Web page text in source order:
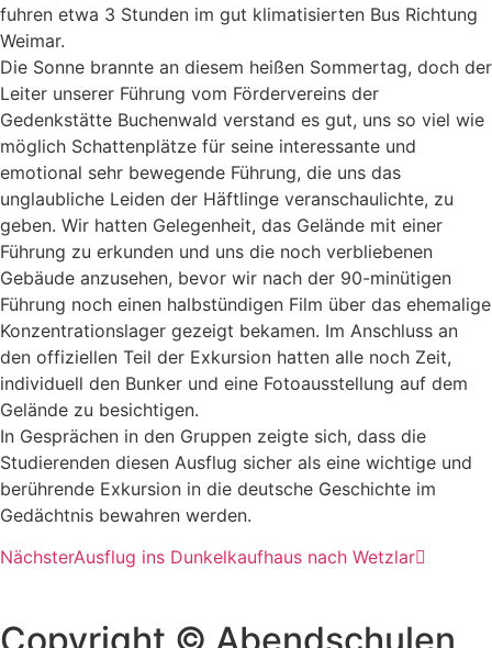
fuhren etwa 3 Stunden im gut klimatisierten Bus Richtung
Weimar.
Die Sonne brannte an diesem heißen Sommertag, doch der
Leiter unserer Führung vom Fördervereins der
Gedenkstätte Buchenwald verstand es gut, uns so viel wie
möglich Schattenplätze für seine interessante und
emotional sehr bewegende Führung, die uns das
unglaubliche Leiden der Häftlinge veranschaulichte, zu
geben. Wir hatten Gelegenheit, das Gelände mit einer
Führung zu erkunden und uns die noch verbliebenen
Gebäude anzusehen, bevor wir nach der 90-minütigen
Führung noch einen halbstündigen Film über das ehemalige
Konzentrationslager gezeigt bekamen. Im Anschluss an
den offiziellen Teil der Exkursion hatten alle noch Zeit,
individuell den Bunker und eine Fotoausstellung auf dem
Gelände zu besichtigen.
In Gesprächen in den Gruppen zeigte sich, dass die
Studierenden diesen Ausflug sicher als eine wichtige und
berührende Exkursion in die deutsche Geschichte im
Gedächtnis bewahren werden.
NächsterAusflug ins Dunkelkaufhaus nach Wetzlar